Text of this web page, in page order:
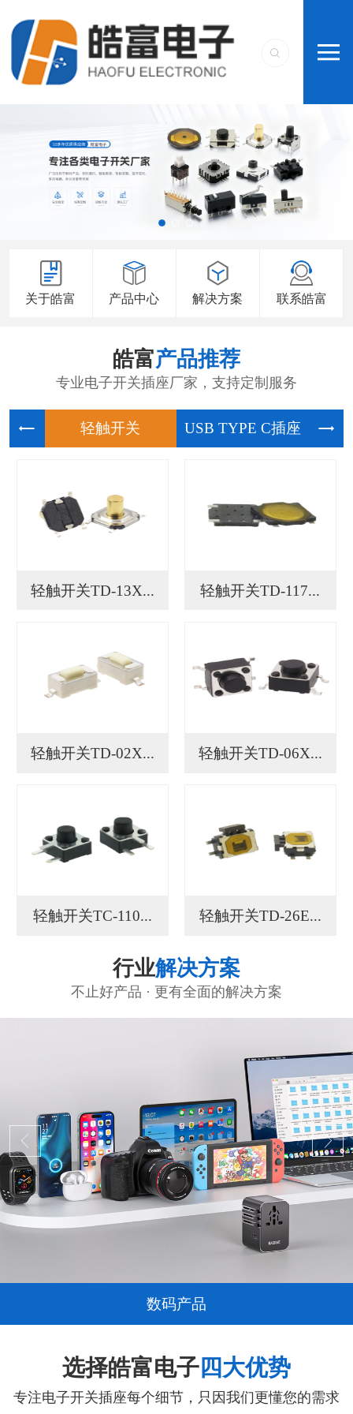
关于皓富 产品中心 解决方案 联系皓富
皓富产品推荐
专业电子开关插座厂家，支持定制服务
轻触开关 USB
轻触开关TD-13X... 轻触开关TD-117...
轻触开关TD-02X... 轻触开关TD-06X...
轻触开关TC-110... 轻触开关TD-26E...
行业解决方案
不止好产品 · 更有全面的解决方案
数码产品
选择皓富电子四大优势
专注电子开关插座每个细节，只因我们更懂您的需求